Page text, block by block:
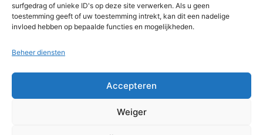
surfgedrag of unieke ID's op deze site verwerken. Als u geen
toestemming geeft of uw toestemming intrekt, kan dit een nadelige
invloed hebben op bepaalde functies en mogelijkheden.
Beheer diensten
Accepteren
Weiger
WordPress.org
KIMBERVIETJES